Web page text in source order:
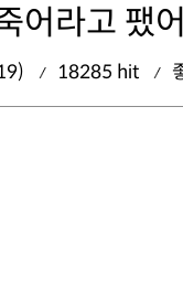
어라고 팼
18285 hit